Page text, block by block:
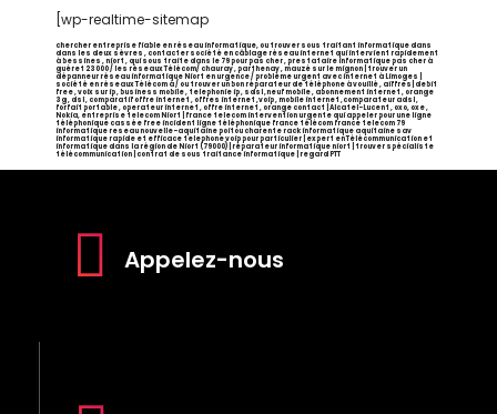
[wp-realtime-sitemap
chercher entreprise fiable en réseau informatique, ou trouver sous traitant informatique dans
dans les deux sèvres , contacter société en câblage réseau internet qui intervient rapidement
à bessines , niort , qui sous traite dans le 79 pour pas cher , prestataire informatique pas cher à
guéret 23000 / les réseaux Télécom/ chauray , parthenay , mauzé sur le mignon | trouver un
dépanneur réseau informatique Niort en urgence / problème urgent avec internet à Limoges |
société en réseaux Télécom à / ou trouver un bon réparateur de téléphone à vouillé , aiffres| debit
free , voix sur ip , business mobile , telephonie ip , sdsl ,neuf mobile , abonnement internet , orange
3g , dsl , comparatif offre internet , offres internet ,voip , mobile internet ,comparateur adsl ,
forfait portable , operateur internet , offre internet , orange contact | Alcatel-Lucent , oxo, oxe ,
Nokia, entreprise telecom Niort | france telecom intervention urgente qui appeler pour une ligne
téléphonique cassée free incident ligne téléphonique france télécom france telecom 79
informatique reseau nouvelle-aquitaine poitou charente rack informatique aquitaine sav
informatique rapide et efficace telephone voip pour particulier | expert en Télécommunication et
informatique dans la région de Niort (79000) | réparateur informatique niort | trouver spécialiste
télécommunication | contrat de sous traitance informatique | regard PTT
Appelez-nous